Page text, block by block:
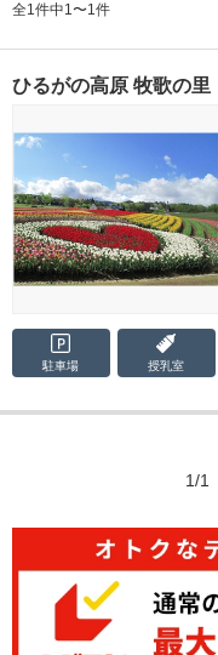
全1件中1〜1件
ひるがの高原 牧歌の里
駐車場 授乳室
1/1